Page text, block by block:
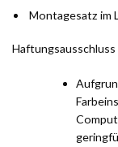
Montagesatz im
Haftungsausschluss